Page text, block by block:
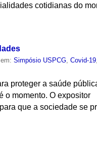
cotidianas do
em:Simpósio USPCG ,Covid-19
proteger a saúde
o momento. O expositor
que a sociedade se